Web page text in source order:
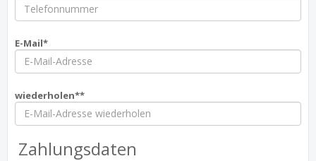
E-Mail*
wiederholen**
Zahlungsdaten